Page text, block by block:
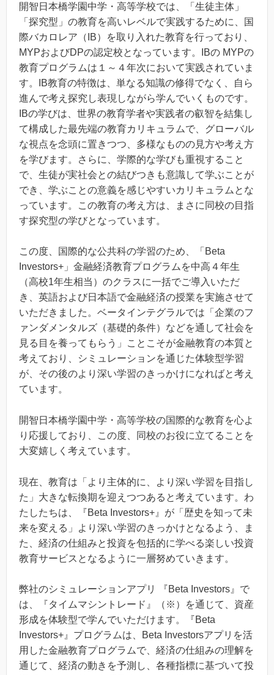
開智日本橋学園中学・高等学校では、「生徒主体」
「探究型」の教育を高いレベルで実践するために、国
際バカロレア（IB）を取り入れた教育を行っており、
MYPおよびDPの認定校となっています。IBの MYPの
教育プログラムは１～４年次において実践されていま
す。IB教育の特徴は、単なる知識の修得でなく、自ら
進んで考え探究し表現しながら学んでいくものです。
IBの学びは、世界の教育学者や実践者の叡智を結集し
て構成した最先端の教育カリキュラムで、グローバル
な視点を念頭に置きつつ、多様なものの見方や考え方
を学びます。さらに、学際的な学びも重視すること
で、生徒が実社会との結びつきも意識して学ぶことが
でき、学ぶことの意義を感じやすいカリキュラムとな
っています。この教育の考え方は、まさに同校の目指
す探究型の学びとなっています。
この度、国際的な公共科の学習のため、「Beta
Investors+」金融経済教育プログラムを中高４年生
（高校1年生相当）のクラスに一括でご導入いただ
き、英語および日本語で金融経済の授業を実施させて
いただきました。ベータインテグラルでは「企業のフ
ァンダメンタルズ（基礎的条件）などを通して社会を
見る目を養ってもらう」ことこそが金融教育の本質と
考えており、シミュレーションを通じた体験型学習
が、その後のより深い学習のきっかけになればと考え
ています。
開智日本橋学園中学・高等学校の国際的な教育を心よ
り応援しており、この度、同校のお役に立てることを
大変嬉しく考えています。
現在、教育は「より主体的に、より深い学習を目指し
た」大きな転換期を迎えつつあると考えています。わ
たしたちは、『Beta Investors+』が「歴史を知って未
来を変える」より深い学習のきっかけとなるよう、ま
た、経済の仕組みと投資を包括的に学べる楽しい投資
教育サービスとなるように一層努めていきます。
弊社のシミュレーションアプリ 『Beta Investors』で
は、『タイムマシントレード』（※）を通じて、資産
形成を体験型で学んでいただけます。『Beta
Investors+』プログラムは、Beta Investorsアプリを活
用した金融教育プログラムで、経済の仕組みの理解を
通じて、経済の動きを予測し、各種指標に基づいて投